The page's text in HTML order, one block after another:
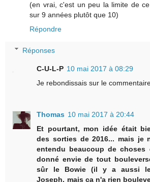
(en vrai, c'est un peu la limite de
sur 9 années plutôt que 10)
Répondre
Réponses
C-U-L-P 10 mai 2017 à 08:29
Je rebondissais sur le
Thomas 10 mai 2017 à 20:44
Et pourtant, mon idée était
des sorties de 2016... mais je
entendu beaucoup de choses
donné envie de tout
sûr le Bowie (il y a aussi le
Joseph, mais ça n'a rien